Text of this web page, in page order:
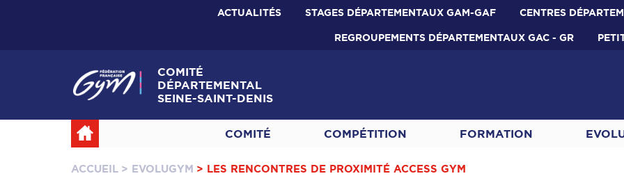
ACTUALITÉS STAGES DÉPARTEMENTAUX GAM-GAF CENTRES
REGROUPEMENTS DÉPARTEMENTAUX GAC - GR
COMITÉ
DÉPARTEMENTAL
SEINE-SAINT-DENIS
COMITÉ COMPÉTITION FORMATION
ACCUEIL > EVOLUGYM > LES RENCONTRES DE PROXIMITÉ ACCESS GYM